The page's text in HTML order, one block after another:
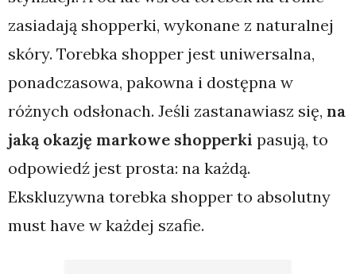
zasiadają shopperki, wykonane z naturalnej
skóry. Torebka shopper jest uniwersalna,
ponadczasowa, pakowna i dostępna w
różnych odsłonach. Jeśli zastanawiasz się, na
jaką okazję markowe shopperki pasują, to
odpowiedź jest prosta: na każdą.
Ekskluzywna torebka shopper to absolutny
must have w każdej szafie.